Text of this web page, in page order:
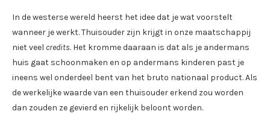
In de westerse wereld heerst het idee dat je wat voorstelt
wanneer je werkt. Thuisouder zijn krijgt in onze maatschappij
niet veel credits. Het kromme daaraan is dat als je andermans
huis gaat schoonmaken en op andermans kinderen past je
ineens wel onderdeel bent van het bruto nationaal product. Als
de werkelijke waarde van een thuisouder erkend zou worden
dan zouden ze gevierd en rijkelijk beloont worden.